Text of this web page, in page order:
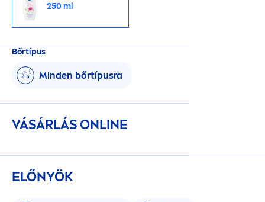
250 ml
Bőrtípus
Minden bőrtípusra
VÁSÁRLÁS ONLINE
ELŐNYÖK